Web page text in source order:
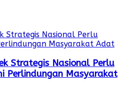
Strategis Nasional Perlu
Perlindungan Masyarakat